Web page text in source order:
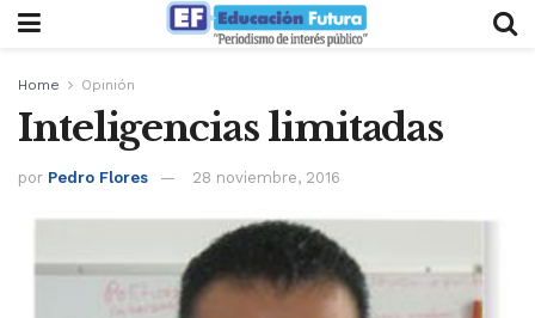
Home Opinión
Inteligencias limitadas
por Pedro Flores 28 noviembre, 2016